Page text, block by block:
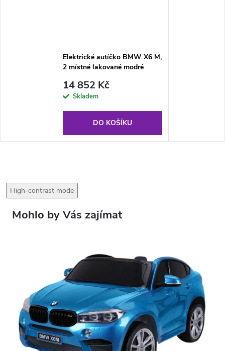
Elektrické autíčko BMW X6 M,
2 místné lakované modré
14 852 Kč
Skladem
DO KOŠÍKU
High-contrast mode